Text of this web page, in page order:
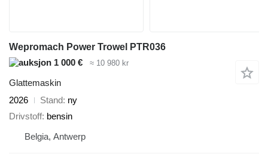
Wepromach Power Trowel PTR036
1 000 €
≈ 10 980 kr
Glattemaskin
2026
Stand ny
Drivstoff bensin
Belgia, Antwerp